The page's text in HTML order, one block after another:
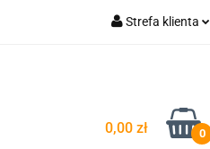
Strefa klienta
Dodaj zgłoszenie
0,00 zł 0